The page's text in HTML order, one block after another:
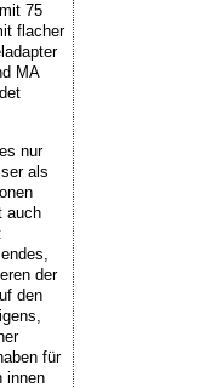
75
flacher
MA
nur
als
auch
der
den
für
innen